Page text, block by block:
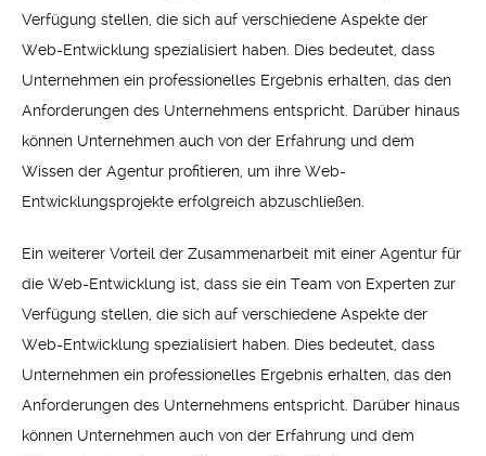
Verfügung stellen, die sich auf verschiedene Aspekte der
Web-Entwicklung spezialisiert haben. Dies bedeutet, dass
Unternehmen ein professionelles Ergebnis erhalten, das den
Anforderungen des Unternehmens entspricht. Darüber hinaus
können Unternehmen auch von der Erfahrung und dem
Wissen der Agentur profitieren, um ihre Web-
Entwicklungsprojekte erfolgreich abzuschließen.
Ein weiterer Vorteil der Zusammenarbeit mit einer Agentur für
die Web-Entwicklung ist, dass sie ein Team von Experten zur
Verfügung stellen, die sich auf verschiedene Aspekte der
Web-Entwicklung spezialisiert haben. Dies bedeutet, dass
Unternehmen ein professionelles Ergebnis erhalten, das den
Anforderungen des Unternehmens entspricht. Darüber hinaus
können Unternehmen auch von der Erfahrung und dem